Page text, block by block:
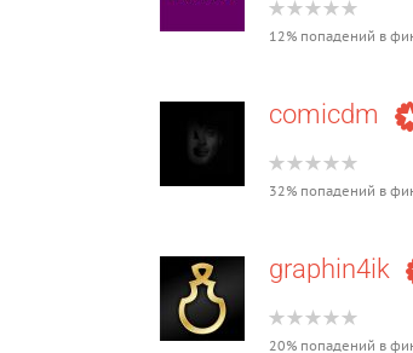
12% попадений в
comicdm
32% попадений в
graphin4ik
20% попадений в